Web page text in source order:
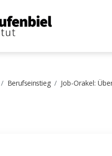
Berufseinstieg Job-Orakel: